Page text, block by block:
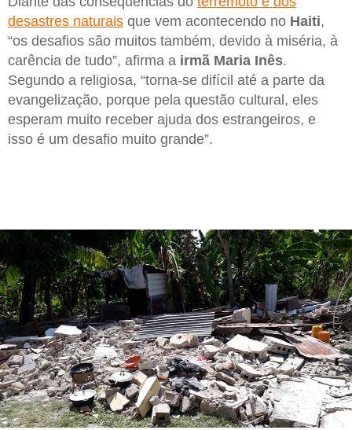
desastres naturais que vem acontecendo no Haiti,
“os desafios são muitos também, devido à miséria, à
carência de tudo”, afirma a irmã Maria Inês.
Segundo a religiosa, “torna-se difícil até a parte da
evangelização, porque pela questão cultural, eles
esperam muito receber ajuda dos estrangeiros, e
isso é um desafio muito grande”.